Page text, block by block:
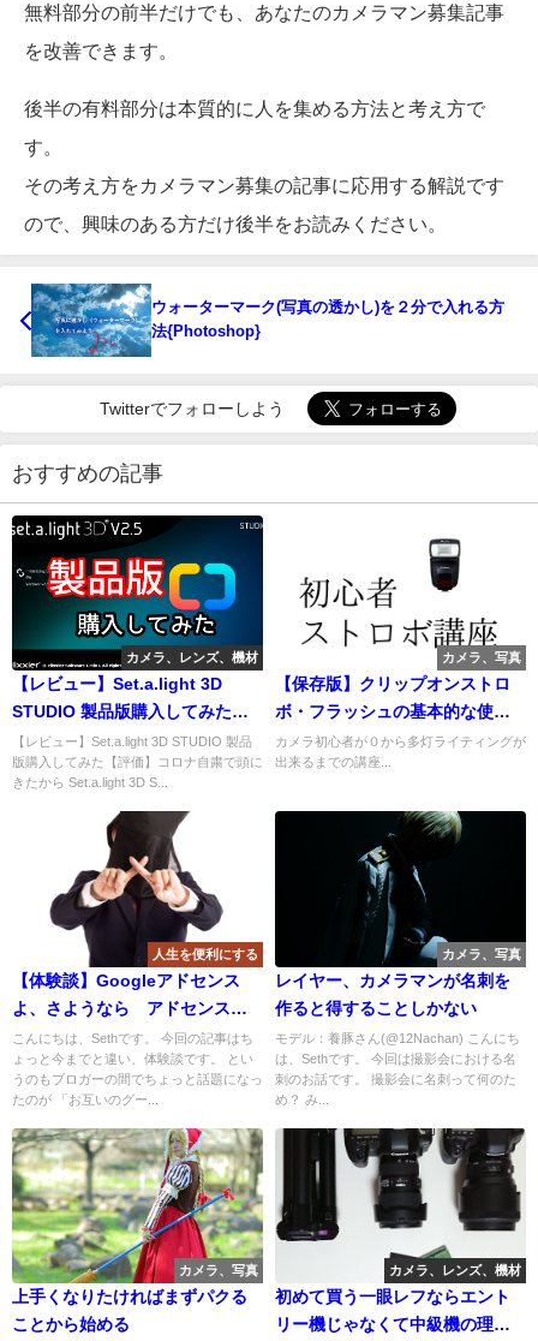
無料部分の前半だけでも、あなたのカメラマン募集記事
を改善できます。
後半の有料部分は本質的に人を集める方法と考え方で
す。
その考え方をカメラマン募集の記事に応用する解説です
ので、興味のある方だけ後半をお読みください。
ウォーターマーク(写真の透かし)を２分で入れる方
法{Photoshop}
Twitterでフォローしよう
おすすめの記事
カメラ、レンズ、機材
【レビュー】Set.a.light 3D
STUDIO 製品版購入してみた
【評価】
【レビュー】Set.a.light 3D STUDIO 製品
版購入してみた【評価】コロナ自粛で頭に
きたから Set.a.light 3D S...
カメラ、写真
【保存版】クリップオンストロ
ボ・フラッシュの基本的な使い
方
カメラ初心者が０から多灯ライティングが
出来るまでの講座...
人生を便利にする
【体験談】Googleアドセンス
よ、さようなら アドセンス永
久停止
こんにちは、Sethです。 今回の記事はち
ょっと今までと違い、体験談です。 とい
うのもブロガーの間でちょっと話題になっ
たのが 「お互いのグー...
カメラ、写真
レイヤー、カメラマンが名刺を
作ると得することしかない
モデル：養豚さん(@12Nachan) こんにち
は、Sethです。 今回は撮影会における名
刺のお話です。 撮影会に名刺って何のた
め？ み...
カメラ、写真
上手くなりたければまずパクる
ことから始める
カメラ、レンズ、機材
初めて買う一眼レフならエント
リー機じゃなくて中級機の理由